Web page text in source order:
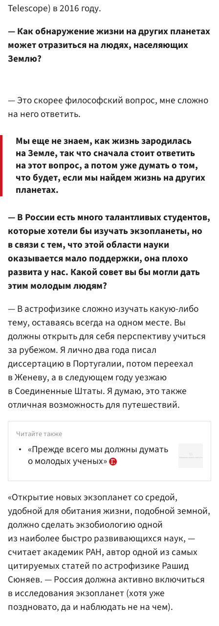
Telescope) в 2016 году.
— Как обнаружение жизни на других планетах
может отразиться на людях, населяющих
Землю?
— Это скорее философский вопрос, мне сложно
на него ответить.
Мы еще не знаем, как жизнь зародилась
на Земле, так что сначала стоит ответить
на этот вопрос, а потом уже думать о том,
что будет, если мы найдем жизнь на других
планетах.
— В России есть много талантливых студентов,
которые хотели бы изучать экзопланеты, но
в связи с тем, что этой области науки
оказывается мало поддержки, она плохо
развита у нас. Какой совет вы бы могли дать
этим молодым людям?
— В астрофизике сложно изучать какую-либо
тему, оставаясь всегда на одном месте. Вы
должны открыть для себя перспективу учиться
за рубежом. Я лично два года писал
диссертацию в Португалии, потом переехал
в Женеву, а в следующем году уезжаю
в Соединенные Штаты. Я думаю, это также
отличная возможность для путешествий.
Читайте также
«Прежде всего мы должны думать
о молодых ученых»
«Открытие новых экзопланет со средой,
удобной для обитания жизни, подобной земной,
должно сделать экзобиологию одной
из наиболее быстро развивающихся наук, —
считает академик РАН, автор одной из самых
цитируемых статей по астрофизике Рашид
Сюняев. — Россия должна активно включиться
в исследования экзопланет (хотя уже
поздновато, да и наблюдать не на чем).